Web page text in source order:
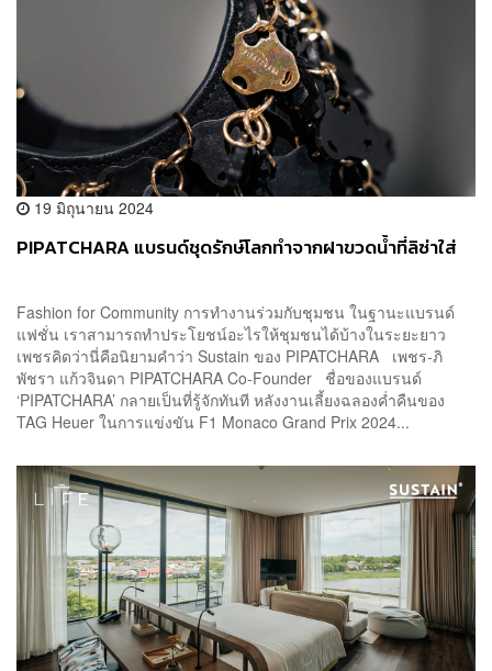
19 มิถุนายน 2024
PIPATCHARA แบรนด์ชุดรักษ์โลกทำจากฝาขวดน้ำที่ลิซ่าใส่
Fashion for Community การทำงานร่วมกับชุมชน ในฐานะแบรนด์
แฟชั่น เราสามารถทำประโยชน์อะไรให้ชุมชนได้บ้างในระยะยาว
เพชรคิดว่านี่คือนิยามคำว่า Sustain ของ PIPATCHARA เพชร-ภิ
พัชรา แก้วจินดา PIPATCHARA Co-Founder ชื่อของแบรนด์
‘PIPATCHARA’ กลายเป็นที่รู้จักทันที หลังงานเลี้ยงฉลองค่ำคืนของ
TAG Heuer ในการแข่งขัน F1 Monaco Grand Prix 2024...